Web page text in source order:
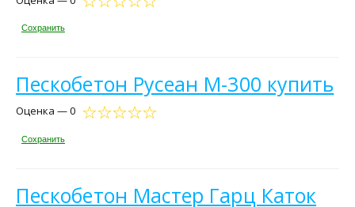
Сохранить
Пескобетон Русеан М-300 купить
Оценка — 0
Сохранить
Пескобетон Мастер Гарц Каток